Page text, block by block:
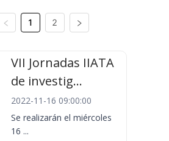
1 2
VII Jornadas IIATA
de investig...
2022-11-16 09:00:00
Se realizarán el miércoles
16 ...